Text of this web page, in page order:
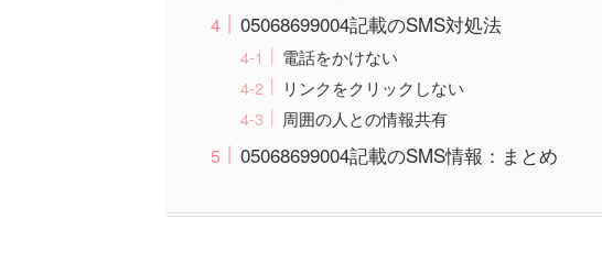
05068699004記載のSMS対処法
電話をかけない
リンクをクリックしない
周囲の人との情報共有
05068699004記載のSMS情報：まとめ